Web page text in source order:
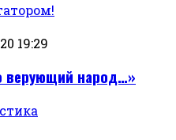
19:29
верующий народ…»